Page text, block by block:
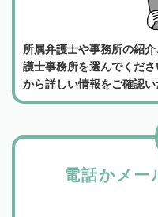
所属弁護士や事務所の紹
護士事務所を選んでくだ
から詳しい情報をご確認い
電話かメー